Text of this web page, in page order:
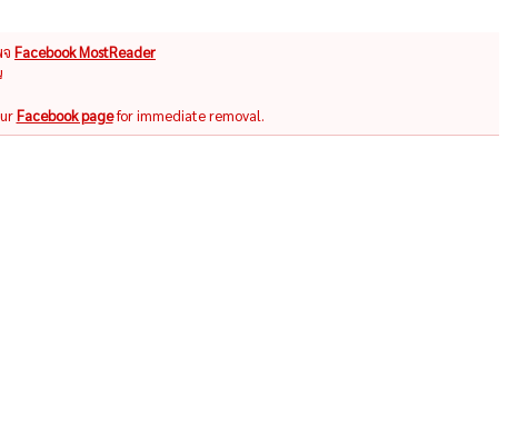
Facebook MostReader
Facebook pagefor immediate removal.